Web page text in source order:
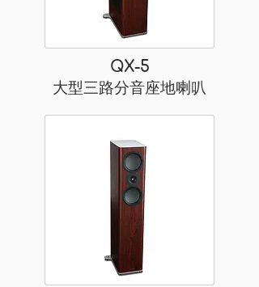
QX-5
大型三路分音座地喇叭